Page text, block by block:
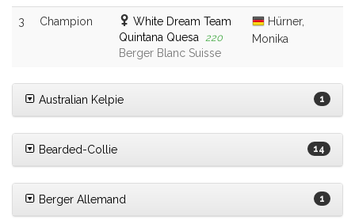
3 Champion
White Dream Team
Quintana Quesa 220
Berger Blanc Suisse
Hürner,
Monika
Australian Kelpie 1
Bearded-Collie 14
Berger Allemand 1